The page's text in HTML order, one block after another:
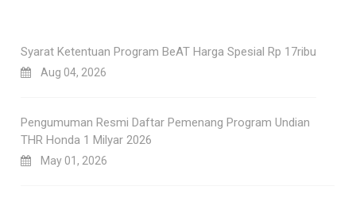
Syarat Ketentuan Program BeAT Harga Spesial Rp 17ribu
Aug 04, 2026
Pengumuman Resmi Daftar Pemenang Program Undian
THR Honda 1 Milyar 2026
May 01, 2026